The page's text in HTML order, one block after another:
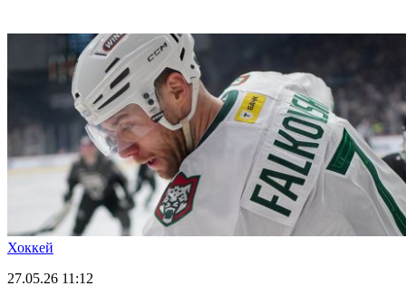
Хоккей
27.05.26 11:12